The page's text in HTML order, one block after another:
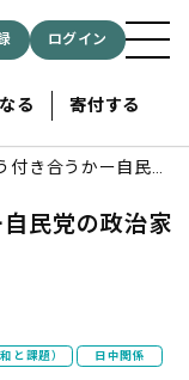
ログイン
る 寄付する
付き合うかー自民党
民党の政治家
と課題） 日中関係